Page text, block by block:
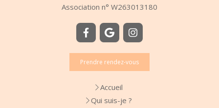
Association n° W263013180
Prendre rendez-vous
Accueil
Qui suis-je ?